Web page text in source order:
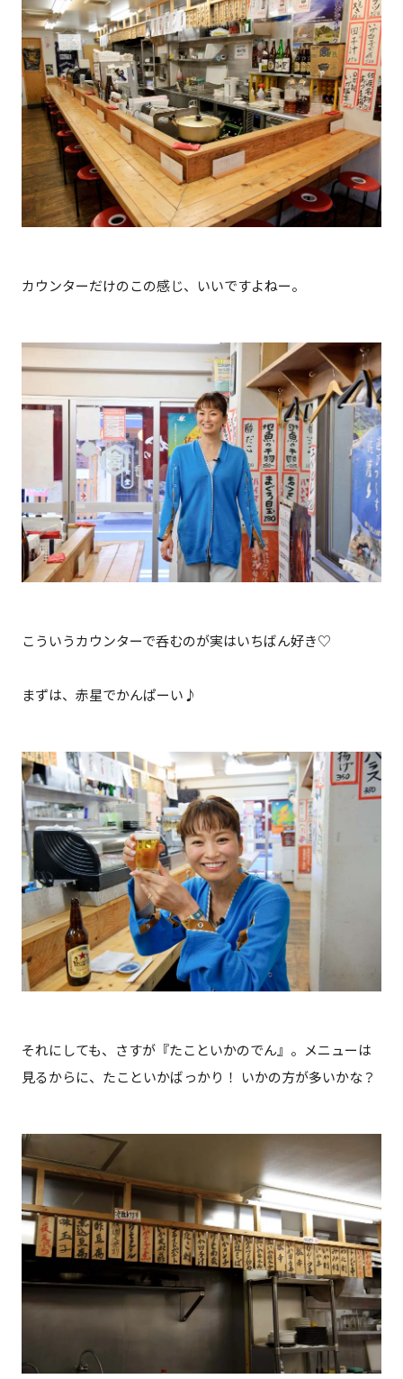
カウンターだけのこの感じ、いいですよねー。
こういうカウンターで呑むのが実はいちばん好き♡
まずは、赤星でかんぱーい♪
それにしても、さすが『たこといかのでん』。メニューは
見るからに、たこといかばっかり！ いかの方が多いかな？